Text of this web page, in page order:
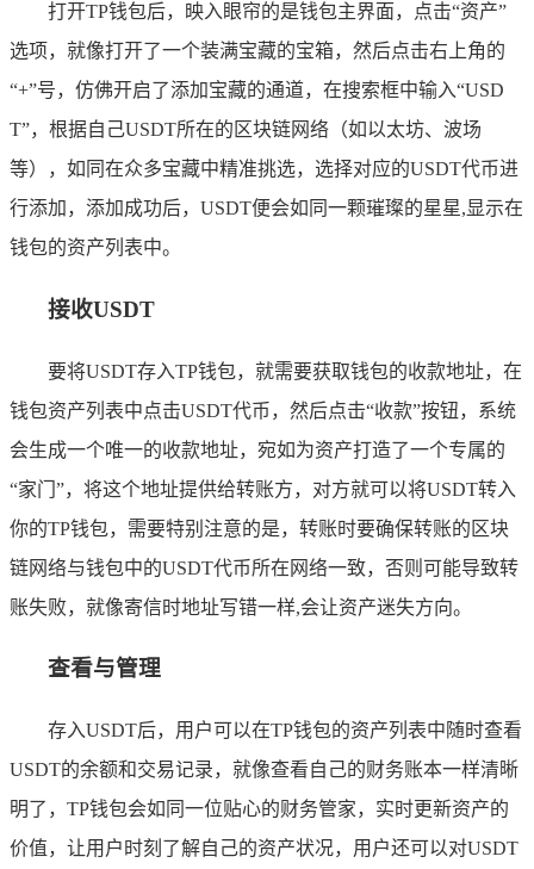
打开TP钱包后，映入眼帘的是钱包主界面，点击“资产”
选项，就像打开了一个装满宝藏的宝箱，然后点击右上角的
“+”号，仿佛开启了添加宝藏的通道，在搜索框中输入“USD
T”，根据自己USDT所在的区块链网络（如以太坊、波场
等），如同在众多宝藏中精准挑选，选择对应的USDT代币进
行添加，添加成功后，USDT便会如同一颗璀璨的星星,显示在
钱包的资产列表中。
接收USDT
要将USDT存入TP钱包，就需要获取钱包的收款地址，在
钱包资产列表中点击USDT代币，然后点击“收款”按钮，系统
会生成一个唯一的收款地址，宛如为资产打造了一个专属的
“家门”，将这个地址提供给转账方，对方就可以将USDT转入
你的TP钱包，需要特别注意的是，转账时要确保转账的区块
链网络与钱包中的USDT代币所在网络一致，否则可能导致转
账失败，就像寄信时地址写错一样,会让资产迷失方向。
查看与管理
存入USDT后，用户可以在TP钱包的资产列表中随时查看
USDT的余额和交易记录，就像查看自己的财务账本一样清晰
明了，TP钱包会如同一位贴心的财务管家，实时更新资产的
价值，让用户时刻了解自己的资产状况，用户还可以对USDT